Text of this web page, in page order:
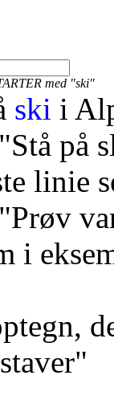
med "ski"
ski i
på
linie
i